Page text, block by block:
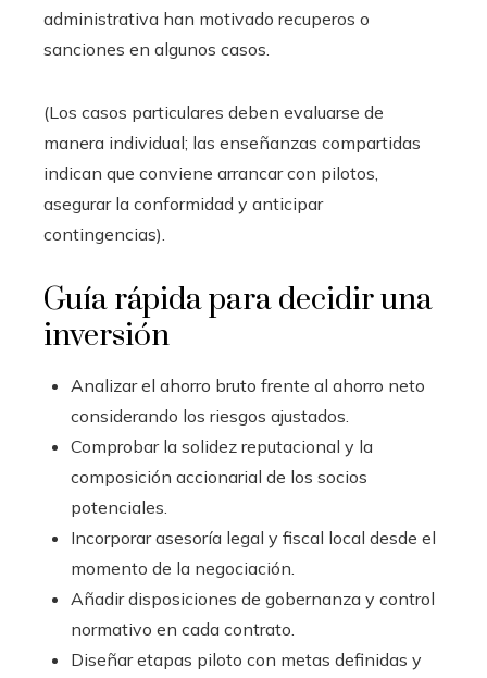
administrativa han motivado recuperos o
sanciones en algunos casos.
(Los casos particulares deben evaluarse de
manera individual; las enseñanzas compartidas
indican que conviene arrancar con pilotos,
asegurar la conformidad y anticipar
contingencias).
Guía rápida para decidir una
inversión
Analizar el ahorro bruto frente al ahorro neto
considerando los riesgos ajustados.
Comprobar la solidez reputacional y la
composición accionarial de los socios
potenciales.
Incorporar asesoría legal y fiscal local desde el
momento de la negociación.
Añadir disposiciones de gobernanza y control
normativo en cada contrato.
Diseñar etapas piloto con metas definidas y